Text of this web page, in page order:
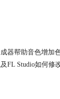
器帮助音色增加
Studio如何修